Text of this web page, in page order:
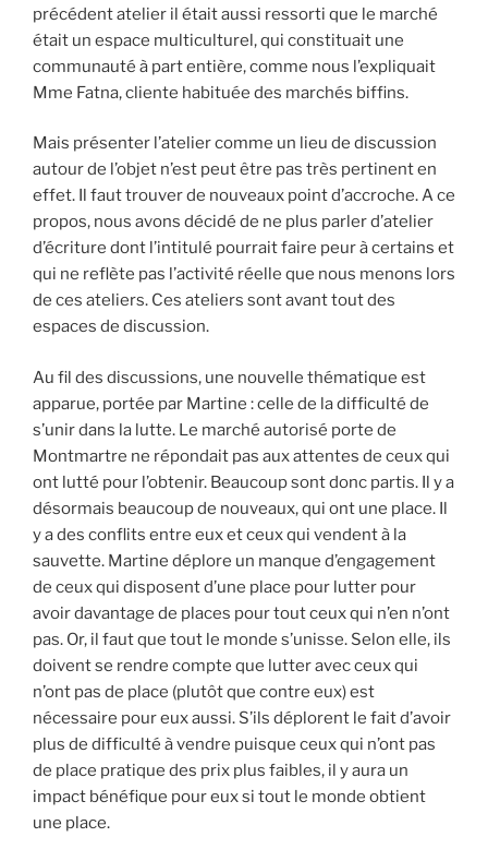
précédent atelier il était aussi ressorti que le marché
était un espace multiculturel, qui constituait une
communauté à part entière, comme nous l’expliquait
Mme Fatna, cliente habituée des marchés biffins.
Mais présenter l’atelier comme un lieu de discussion
autour de l’objet n’est peut être pas très pertinent en
effet. Il faut trouver de nouveaux point d’accroche. A ce
propos, nous avons décidé de ne plus parler d’atelier
d’écriture dont l’intitulé pourrait faire peur à certains et
qui ne reflète pas l’activité réelle que nous menons lors
de ces ateliers. Ces ateliers sont avant tout des
espaces de discussion.
Au fil des discussions, une nouvelle thématique est
apparue, portée par Martine : celle de la difficulté de
s’unir dans la lutte. Le marché autorisé porte de
Montmartre ne répondait pas aux attentes de ceux qui
ont lutté pour l’obtenir. Beaucoup sont donc partis. Il y a
désormais beaucoup de nouveaux, qui ont une place. Il
y a des conflits entre eux et ceux qui vendent à la
sauvette. Martine déplore un manque d’engagement
de ceux qui disposent d’une place pour lutter pour
avoir davantage de places pour tout ceux qui n’en n’ont
pas. Or, il faut que tout le monde s’unisse. Selon elle, ils
doivent se rendre compte que lutter avec ceux qui
n’ont pas de place (plutôt que contre eux) est
nécessaire pour eux aussi. S’ils déplorent le fait d’avoir
plus de difficulté à vendre puisque ceux qui n’ont pas
de place pratique des prix plus faibles, il y aura un
impact bénéfique pour eux si tout le monde obtient
une place.